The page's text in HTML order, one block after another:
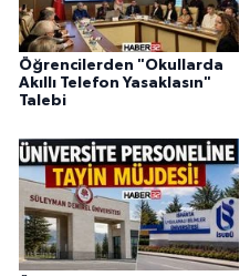
Öğrencilerden "Okullarda
Akıllı Telefon Yasaklasın"
Talebi